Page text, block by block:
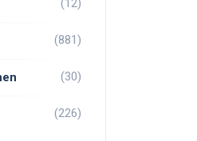
(12)
(881)
(30)
(226)